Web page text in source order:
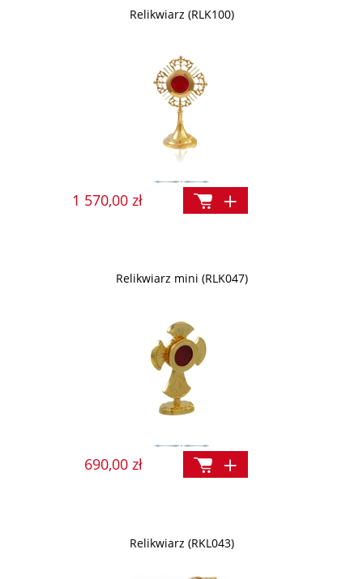
Relikwiarz (RLK100)
1 570,00 zł
Relikwiarz mini (RLK047)
690,00 zł
Relikwiarz (RKL043)